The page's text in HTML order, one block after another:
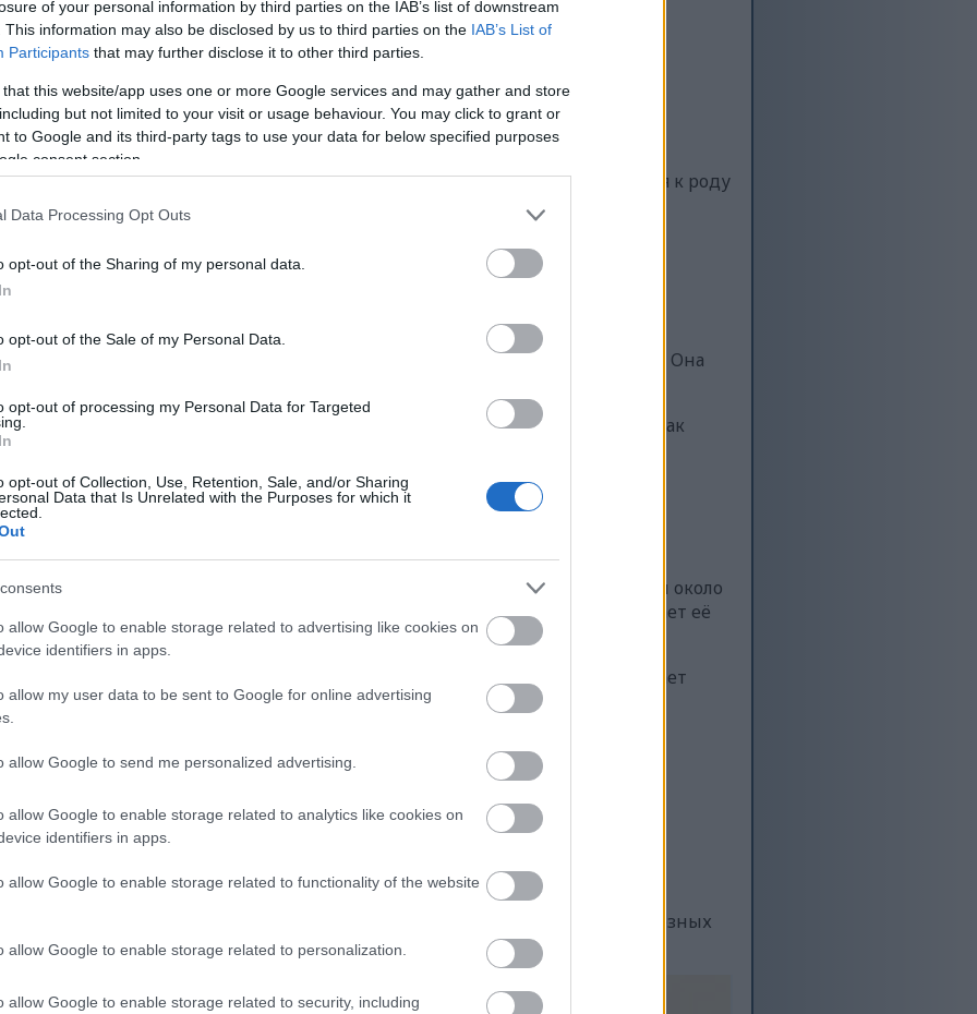
of your personal information by third parties on the IAB’s list of downstream
This information may also be disclosed by us to third parties on the IAB’s List of
Participants that may further disclose it to other third parties.
that this website/app uses one or more Google services and may gather and store
but not limited to your visit or usage behaviour. You may click to grant or
to Google and its third-party tags to use your data for below specified purposes
consent section.
Data Processing Opt Outs
opt-out of the Sharing of my personal data.
opt-out of the Sale of my Personal Data.
opt-out of processing my Personal Data for Targeted
opt-out of Collection, Use, Retention, Sale, and/or Sharing
Data that Is Unrelated with the Purposes for which it
allow Google to enable storage related to advertising like cookies on
identifiers in apps.
allow my user data to be sent to Google for online advertising
allow Google to send me personalized advertising.
allow Google to enable storage related to analytics like cookies on
identifiers in apps.
allow Google to enable storage related to functionality of the website
allow Google to enable storage related to personalization.
allow Google to enable storage related to security, including
кожи и могут оказывать омолаживающее действие.
и закуски очень легко и приятно.
известные своими яркими цветами и терпким вкусом. Она относится к роду
Каждый сорт обладает уникальным вкусом и может использоваться в
чёрная, фиолетовая и золотистая. Красная малина — самая
найти в большинстве магазинов. Чёрная малина слаще, а фиолетовая и
вкусовые ощущения.
по октябрь. Но замороженная малина — отличный выбор круглый год. Она
и антиоксидантами, что делает её полезным перекусом.
разных блюдах, например, в смузи или салатах. Именно поэтому они так
малины
малины содержит огромное количество питательных веществ. В ней около
Малина также богата клетчаткой — 8 граммов на порцию. Это делает её
кто ищет здоровую пищу.
Она обеспечивает более 50% суточной нормы витамина С. Витамин С играет
иммунной системы. Кроме того, малина является хорошим источником
организма.
веществам, содержащимся в малине, относятся:
свертывания крови и здоровья костей.
способствуют энергетическому обмену.
и магний, жизненно важны для функционирования мышц и здоровья
что это не просто вкусный фрукт. Это настоящий кладезь полезных